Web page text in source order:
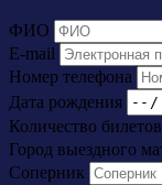
ФИО
E-mail
Номер телефона
Дата рождения
Количество билетов
Город выездного
Соперник